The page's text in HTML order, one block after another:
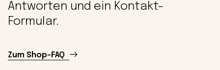
Antworten und ein Kontakt-
Formular.
Zum Shop-FAQ